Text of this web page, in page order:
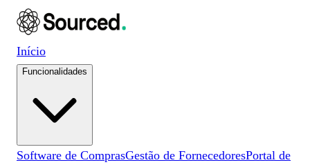
Início
Funcionalidades
Software de ComprasGestão de FornecedoresPortal de